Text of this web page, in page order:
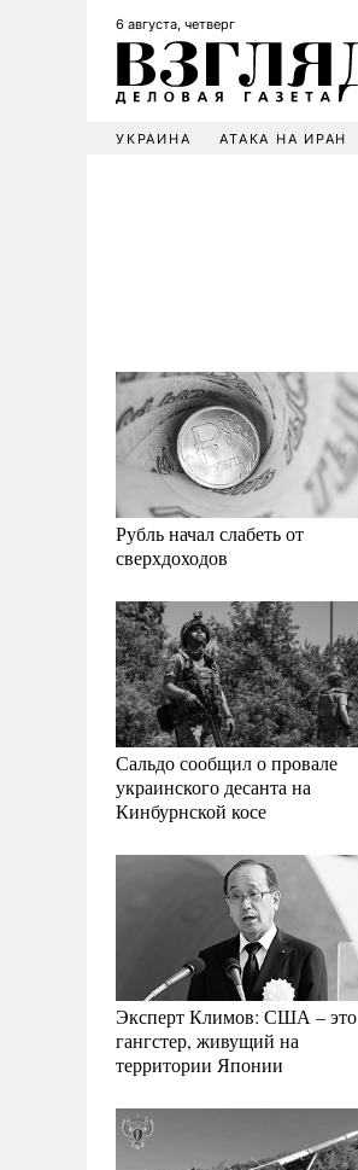
6 августа, четверг
УКРАИНА АТАКА НА ИРАН
Рубль начал слабеть от
сверхдоходов
Сальдо сообщил о провале
украинского десанта на
Кинбурнской косе
Эксперт Климов: США – это
гангстер, живущий на
территории Японии